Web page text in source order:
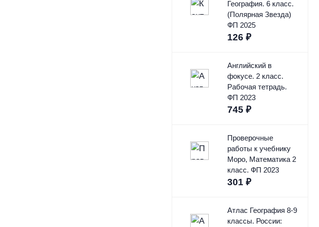
География. 6 класс.
(Полярная Звезда)
ФП 2025
126 ₽
Английский в
фокусе. 2 класс.
Рабочая тетрадь.
ФП 2023
745 ₽
Проверочные
работы к учебнику
Моро, Математика 2
класс. ФП 2023
301 ₽
Атлас География 8-9
классы. России: